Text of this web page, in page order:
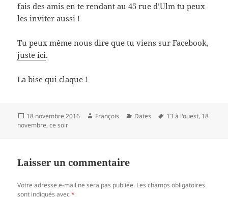
fais des amis en te rendant au 45 rue d’Ulm tu peux
les inviter aussi !
Tu peux même nous dire que tu viens sur Facebook,
juste ici.
La bise qui claque !
Publié
le
18 novembre 2016 Auteur
François Catégories
Dates
Mots-
13 à l'ouest, 18
novembre,ce soir
Laisser un commentaire
Votre adresse e-mail ne sera pas publiée. Les champs obligatoires
sont indiqués avec*